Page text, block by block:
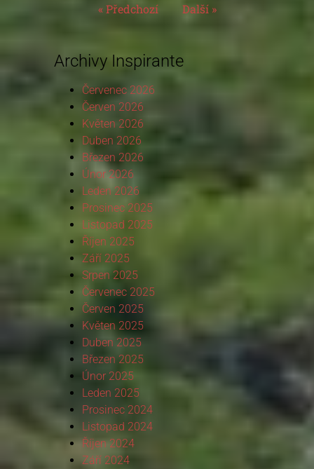
« Předchozí Další »
Archivy Inspirante
Červenec 2026
Červen 2026
Květen 2026
Duben 2026
Březen 2026
Únor 2026
Leden 2026
Prosinec 2025
Listopad 2025
Říjen 2025
Září 2025
Srpen 2025
Červenec 2025
Červen 2025
Květen 2025
Duben 2025
Březen 2025
Únor 2025
Leden 2025
Prosinec 2024
Listopad 2024
Říjen 2024
Září 2024